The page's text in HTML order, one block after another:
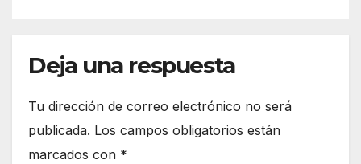
Deja una respuesta
Tu dirección de correo electrónico no será
publicada. Los campos obligatorios están
marcados con *